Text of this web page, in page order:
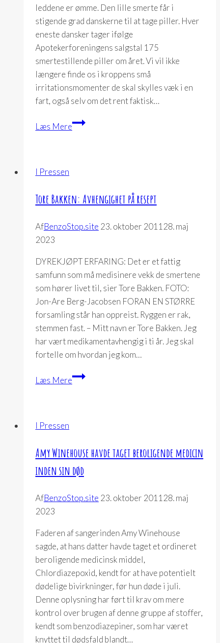
leddene er ømme. Den lille smerte får i
stigende grad danskerne til at tage piller. Hver
eneste dansker tager ifølge
Apotekerforeningens salgstal 175
smertestillende piller om året. Vi vil ikke
længere finde os i kroppens små
irritationsmomenter de skal skylles væk i en
fart, også selv om det rent faktisk…
Læs MereDen
lidelse
I Pressen
Tore Bakken: Avhengighet på resept
AfBenzoStop.site 23. oktober 2011 28. maj
2023
DYREKJØPT ERFARING: Det er et fattig
samfunn som må medisinere vekk de smertene
som hører livet til, sier Tore Bakken. FOTO:
Jon-Are Berg-Jacobsen FORAN EN STØRRE
forsamling står han oppreist. Ryggen er rak,
stemmen fast. – Mitt navn er Tore Bakken. Jeg
har vært medikamentavhengig i ti år. Jeg skal
fortelle om hvordan jeg kom…
Læs MereTore
I Pressen
Amy Winehouse havde taget beroligende medicin
inden sin død
AfBenzoStop.site 23. oktober 2011 28. maj
2023
Faderen af sangerinden Amy Winehouse
sagde, at hans datter havde taget et ordineret
beroligende medicinsk middel,
Chlordiazepoxid, kendt for at have potentielt
dødelige bivirkninger, før hun døde i juli.
Denne oplysning har ført til krav om mere
kontrol over brugen af denne gruppe af stoffer,
kendt som benzodiazepiner, som har været
knyttet til dødsfald blandt…